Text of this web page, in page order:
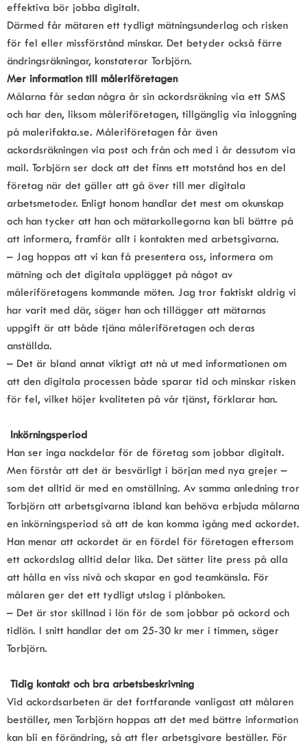
effektiva bör jobba digitalt.
Därmed får mätaren ett tydligt mätningsunderlag och risken
för fel eller missförstånd minskar. Det betyder också färre
ändringsräkningar, konstaterar Torbjörn.
Mer information till måleriföretagen
Målarna får sedan några år sin ackordsräkning via ett SMS
och har den, liksom måleriföretagen, tillgänglig via inloggning
på malerifakta.se. Måleriföretagen får även
ackordsräkningen via post och från och med i år dessutom via
mail. Torbjörn ser dock att det finns ett motstånd hos en del
företag när det gäller att gå över till mer digitala
arbetsmetoder. Enligt honom handlar det mest om okunskap
och han tycker att han och mätarkollegorna kan bli bättre på
att informera, framför allt i kontakten med arbetsgivarna.
– Jag hoppas att vi kan få presentera oss, informera om
mätning och det digitala upplägget på något av
måleriföretagens kommande möten. Jag tror faktiskt aldrig vi
har varit med där, säger han och tillägger att mätarnas
uppgift är att både tjäna måleriföretagen och deras
anställda.
– Det är bland annat viktigt att nå ut med informationen om
att den digitala processen både sparar tid och minskar risken
för fel, vilket höjer kvaliteten på vår tjänst, förklarar han.
Inkörningsperiod
Han ser inga nackdelar för de företag som jobbar digitalt.
Men förstår att det är besvärligt i början med nya grejer –
som det alltid är med en omställning. Av samma anledning tror
Torbjörn att arbetsgivarna ibland kan behöva erbjuda målarna
en inkörningsperiod så att de kan komma igång med ackordet.
Han menar att ackordet är en fördel för företagen eftersom
ett ackordslag alltid delar lika. Det sätter lite press på alla
att hålla en viss nivå och skapar en god teamkänsla. För
målaren ger det ett tydligt utslag i plånboken.
– Det är stor skillnad i lön för de som jobbar på ackord och
tidlön. I snitt handlar det om 25-30 kr mer i timmen, säger
Torbjörn.
Tidig kontakt och bra arbetsbeskrivning
Vid ackordsarbeten är det fortfarande vanligast att målaren
beställer, men Torbjörn hoppas att det med bättre information
kan bli en förändring, så att fler arbetsgivare beställer. För